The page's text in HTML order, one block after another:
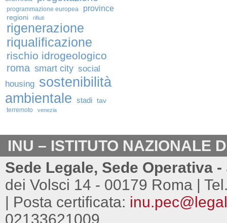
programmazione europea province
regioni rifiuti
rigenerazione
riqualificazione
rischio idrogeologico
roma smart city social
housing sostenibilità
ambientale stadi tav
terremoto venezia
INU – ISTITUTO NAZIONALE
Sede Legale, Sede Operativa
dei Volsci 14 - 00179 Roma |
| Posta certificata:
02133621009